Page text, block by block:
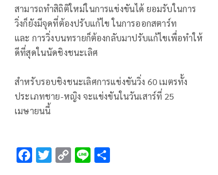
สามารถทำสิถิติใหม่ในการแข่งขันได้ ยอมรับในการ
วิ่งก็ยังมีจุดที่ต้องปรับแก้ไข ในการออกสตาร์ท
และ การวิ่งบนทรายก็ต้องกลับมาปรับแก้ไขเพื่อทำให้
ดีที่สุดในนัดชิงชนะเลิศ
สำหรับรอบชิงชนะเลิศการแข่งขันวิ่ง 60 เมตรทั้ง
ประเภทชาย-หญิง จะแข่งขันในวันเสาร์ที่ 25
เมษายนนี้
F T C Li